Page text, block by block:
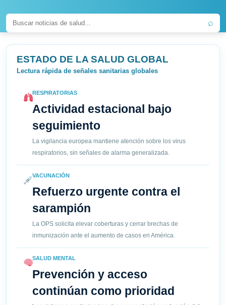
⌕
ESTADO DE LA SALUD GLOBAL
Lectura rápida de señales sanitarias globales
RESPIRATORIAS
Actividad estacional bajo
seguimiento
La vigilancia europea mantiene atención sobre los virus
respiratorios, sin señales de alarma generalizada.
VACUNACIÓN
Refuerzo urgente contra el
sarampión
La OPS solicita elevar coberturas y cerrar brechas de
inmunización ante el aumento de casos en América.
SALUD MENTAL
Prevención y acceso
continúan como prioridad